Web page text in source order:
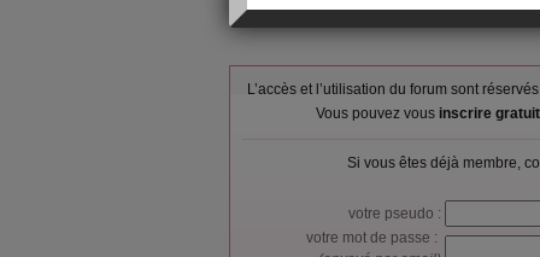
L’accès et l’utilisation du forum sont
Vous pouvez vous inscrire
Si vous êtes déjà membre,
votre pseudo :
votre mot de passe :